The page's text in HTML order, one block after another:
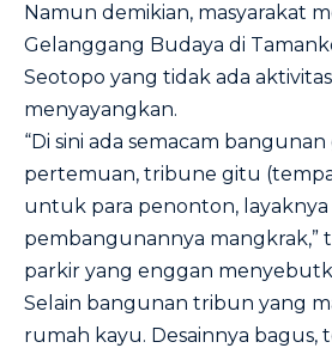
Namun demikian, masyarakat
Gelanggang Budaya di
Seotopo yang tidak ada
menyayangkan.
“Di sini ada semacam
pertemuan, tribune gitu
untuk para penonton, layaknya
pembangunannya
parkir yang enggan
Selain bangunan tribun yang
rumah kayu. Desainnya bagus,